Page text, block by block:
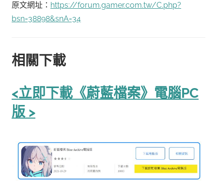
原文網址： https://forum.gamer.com.tw/C.php?
bsn=38898&snA=34
相關下載
<立即下載《蔚藍檔案》電腦PC
版 >